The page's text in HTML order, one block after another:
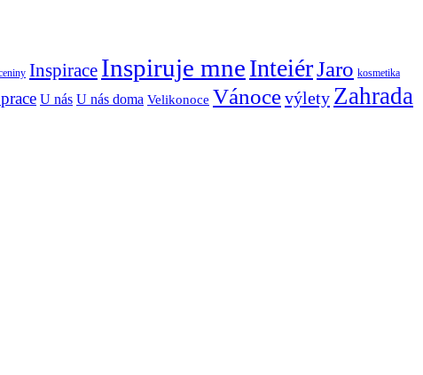
Inspirace Inspiruje mneInteiérJaro kosmetika
U nás U nás doma Velikonoce Vánocevýlety Zahrada